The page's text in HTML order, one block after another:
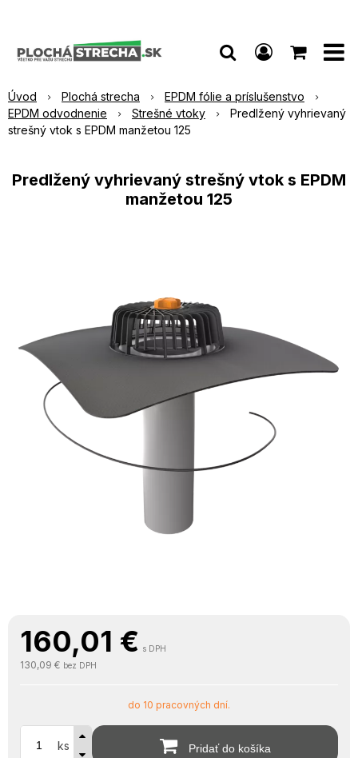
Úvod Plochá strecha
EPDM fólie a príslušenstvo
EPDM odvodnenie
Strešné vtoky
Predlžený vyhrievaný
strešný vtok s EPDM manžetou 125
Predlžený vyhrievaný strešný vtok s EPDM
manžetou 125
160,01 € s DPH
130,09 € bez DPH
do 10 pracovných dní.
ks Pridať do košíka